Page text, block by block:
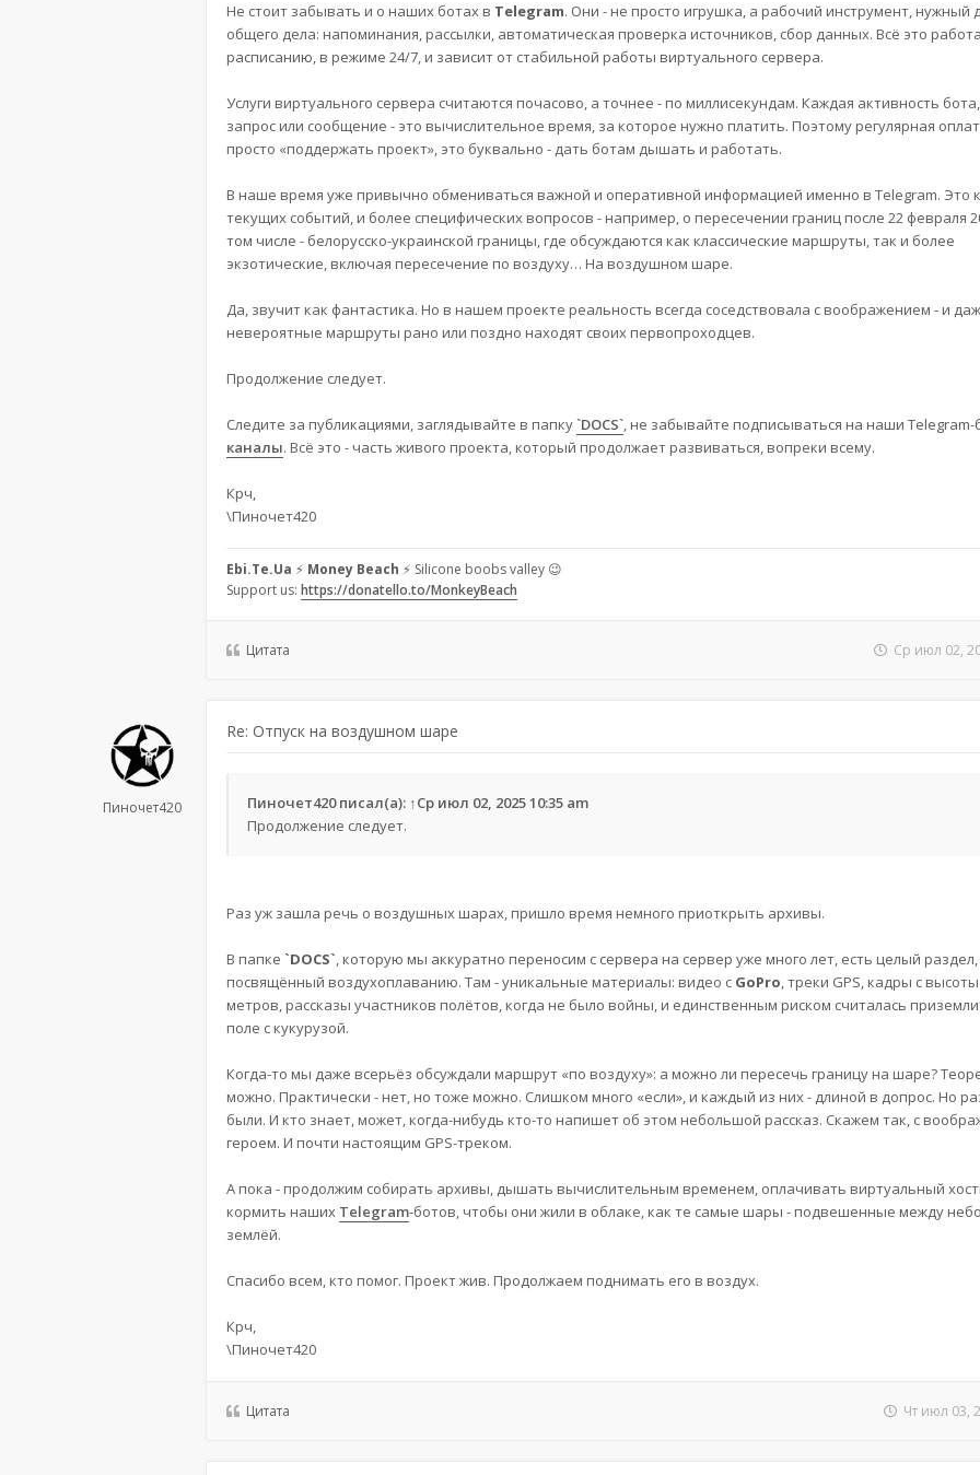
Не стоит забывать и о наших ботах в Telegram. Они - не просто игрушка, а рабочий инструмент, нужный
общего дела: напоминания, рассылки, автоматическая проверка источников, сбор данных. Всё это
расписанию, в режиме 24/7, и зависит от стабильной работы виртуального сервера.
Услуги виртуального сервера считаются почасово, а точнее - по миллисекундам. Каждая активность
запрос или сообщение - это вычислительное время, за которое нужно платить. Поэтому регулярная
просто «поддержать проект», это буквально - дать ботам дышать и работать.
В наше время уже привычно обмениваться важной и оперативной информацией именно в Telegram. Это
текущих событий, и более специфических вопросов - например, о пересечении границ после 22 февраля
том числе - белорусско-украинской границы, где обсуждаются как классические маршруты, так и более
экзотические, включая пересечение по воздуху… На воздушном шаре.
Да, звучит как фантастика. Но в нашем проекте реальность всегда соседствовала с воображением - и
невероятные маршруты рано или поздно находят своих первопроходцев.
Продолжение следует.
Следите за публикациями, заглядывайте в папку`DOCS`, не забывайте подписываться на наши Telegram-
каналы. Всё это - часть живого проекта, который продолжает развиваться, вопреки всему.
Крч,
\Пиночет420
Ebi.Te.Ua ⚡ Money Beach ⚡ Silicone boobs valley 😉
Support us: https://donatello.to/MonkeyBeach
Цитата Ср июл 02,
Пиночет420
Re: Отпуск на воздушном шаре
Пиночет420писал(а): ↑Ср июл 02, 2025 10:35 am
Продолжение следует.
Раз уж зашла речь о воздушных шарах, пришло время немного приоткрыть архивы.
В папке `DOCS`, которую мы аккуратно переносим с сервера на сервер уже много лет, есть целый раздел,
посвящённый воздухоплаванию. Там - уникальные материалы: видео с GoPro, треки GPS, кадры с
метров, рассказы участников полётов, когда не было войны, и единственным риском считалась
поле с кукурузой.
Когда-то мы даже всерьёз обсуждали маршрут «по воздуху»: а можно ли пересечь границу на шаре?
можно. Практически - нет, но тоже можно. Слишком много «если», и каждый из них - длиной в допрос. Но
были. И кто знает, может, когда-нибудь кто-то напишет об этом небольшой рассказ. Скажем так, с
героем. И почти настоящим GPS-треком.
А пока - продолжим собирать архивы, дышать вычислительным временем, оплачивать виртуальный
кормить наших Telegram-ботов, чтобы они жили в облаке, как те самые шары - подвешенные между
землёй.
Спасибо всем, кто помог. Проект жив. Продолжаем поднимать его в воздух.
Крч,
\Пиночет420
Цитата Чт июл 03,